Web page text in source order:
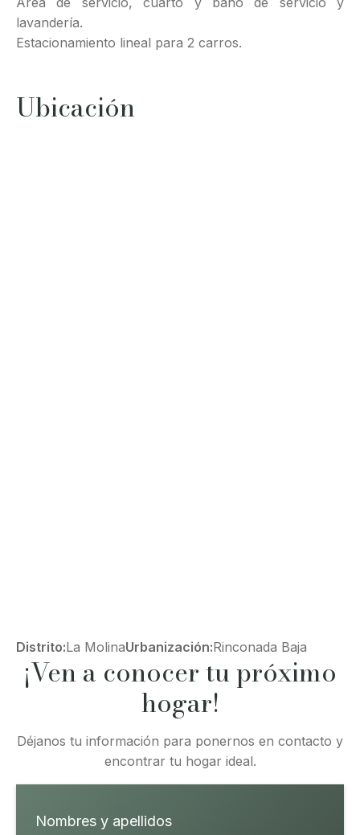
lavandería.
Estacionamiento lineal para 2 carros.
Ubicación
Distrito:La MolinaUrbanización:Rinconada Baja
¡Ven a conocer tu próximo
hogar!
Déjanos tu información para ponernos en contacto y
encontrar tu hogar ideal.
Nombres y apellidos